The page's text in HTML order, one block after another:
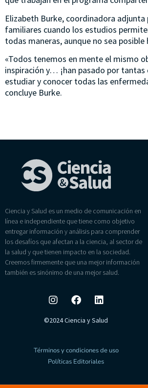
Elizabeth Burke, coordinadora
familiares cuando los estudios
todas maneras, aunque no sea
«Todos tenemos en mente el mismo
inspiración y… ¡han pasado por
estudiar y conocer todas las
concluye Burke.
Ciencia y Salud es un medio de comunicación en
línea e independiente que tiene como objetivo
entregar información y análisis para comprender
los desafíos que afectan a la ciencia, al sector de
la salud y que tienen impacto en la sociedad.
Creemos firmemente que una mejor información
también es sinónimo de una mejor salud.
©2024 Ciencia y Salud
Términos y condiciones de uso
Políticas Editoriales